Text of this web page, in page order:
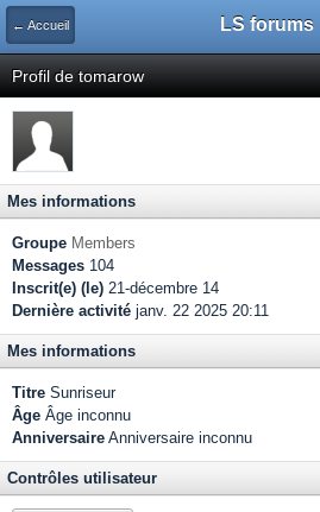
← Accueil LS forums
Profil de tomarow
Mes informations
Groupe Members
Messages 104
Inscrit(e) (le) 21-décembre 14
Dernière activité janv. 22 2025 20:11
Mes informations
Titre Sunriseur
Âge Âge inconnu
Anniversaire Anniversaire inconnu
Contrôles utilisateur